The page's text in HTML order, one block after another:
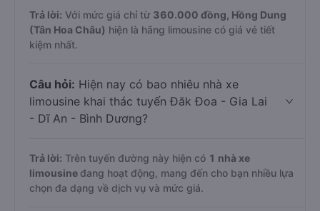
Trả lời: Với mức giá chỉ từ 360.000 đồng, Hồng Dung
(Tân Hoa Châu) hiện là hãng limousine có giá vé tiết
kiệm nhất.
Câu hỏi: Hiện nay có bao nhiêu nhà xe
limousine khai thác tuyến Đăk Đoa - Gia Lai
- Dĩ An - Bình Dương?
Trả lời: Trên tuyến đường này hiện có 1 nhà xe
limousine đang hoạt động, mang đến cho bạn nhiều lựa
chọn đa dạng về dịch vụ và mức giá.